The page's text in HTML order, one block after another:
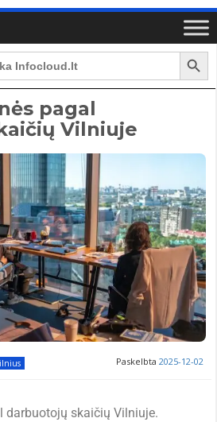
Search Button
pagal
Vilniuje
Paskelbta 2025-12-02
darbuotojų skaičių Vilniuje.